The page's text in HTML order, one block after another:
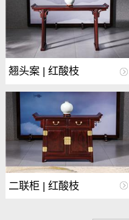
翘头案 | 红酸枝
二联柜 | 红酸枝